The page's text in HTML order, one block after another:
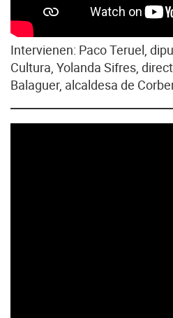
Intervienen: Paco Teruel,
Cultura, Yolanda Sifres,
Balaguer, alcaldesa de